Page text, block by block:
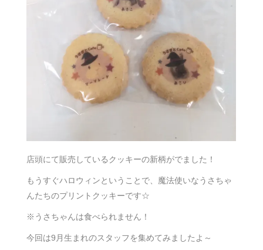
店頭にて販売しているクッキーの新柄がでました！
もうすぐハロウィンということで、魔法使いなうさちゃ
んたちのプリントクッキーです☆
※うさちゃんは食べられません！
今回は9月生まれのスタッフを集めてみましたよ～